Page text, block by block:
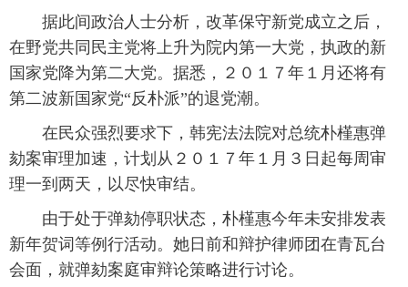
据此间政治人士分析，改革保守新党成立之后，
在野党共同民主党将上升为院内第一大党，执政的新
国家党降为第二大党。据悉，２０１７年１月还将有
第二波新国家党“反朴派”的退党潮。
在民众强烈要求下，韩宪法法院对总统朴槿惠弹
劾案审理加速，计划从２０１７年１月３日起每周审
理一到两天，以尽快审结。
由于处于弹劾停职状态，朴槿惠今年未安排发表
新年贺词等例行活动。她日前和辩护律师团在青瓦台
会面，就弹劾案庭审辩论策略进行讨论。